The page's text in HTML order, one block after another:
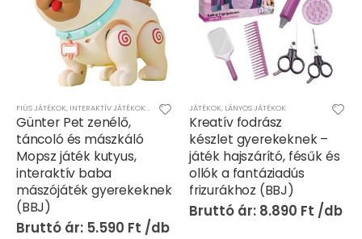
,LÁNYOS JÁTÉKOK,TÁRSASJÁTÉKOK
FIÚS JÁTÉKOK, INTERAKTÍV JÁTÉKOK,JÁTÉKOK LÁNYOS JÁTÉKOK
Günter Pet zenélő,
táncoló és mászkáló
Mopsz játék kutyus,
interaktív baba
mászójáték gyerekeknek
(BBJ)
5.590 Ft
JÁTÉKOK, LÁNYOS JÁTÉKOK
Kreatív fodrász
készlet gyerekeknek –
játék hajszárító, fésűk és
ollók a fantáziadús
frizurákhoz (BBJ)
8.890 Ft